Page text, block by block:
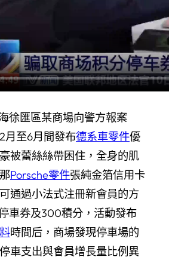
徐匯區某商場向警方報案
月至6月間發布德系車零件優
被蕾絲絲帶困住，全身的肌
Porsche零件張純金箔信用卡
通過小法式注冊新會員的方
車券及300積分，活動發布
時間后，商場發現停車場的
停車支出與會員增長量比例異